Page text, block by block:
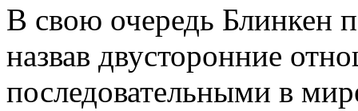
В свою очередь Блинкен
назвав двусторонние
последовательными в